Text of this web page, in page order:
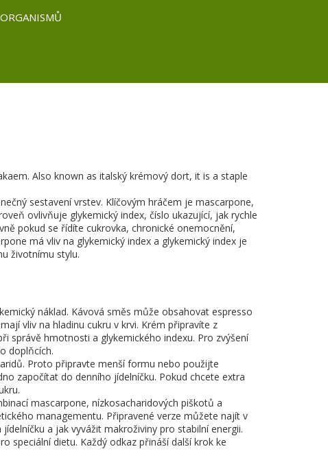
. Also known as italský krémový dort, it is a staple
sestavení vrstev. Klíčovým hráčem je mascarpone,
ovlivňuje glykemický index, číslo ukazující, jak rychle
pokud se řídíte cukrovka, chronické onemocnění,
má vliv na glykemický index a glykemický index je
životnímu stylu.
náklad. Kávová směs může obsahovat espresso
vliv na hladinu cukru v krvi. Krém připravíte z
správě hmotnosti a glykemického indexu. Pro zvýšení
doplňcích.
Proto připravte menší formu nebo použijte
započítat do denního jídelníčku. Pokud chcete extra
mascarpone, nízkosacharidových piškotů a
managementu. Připravené verze můžete najít v
a jak vyvážit makroživiny pro stabilní energii.
speciální dietu. Každý odkaz přináší další krok ke